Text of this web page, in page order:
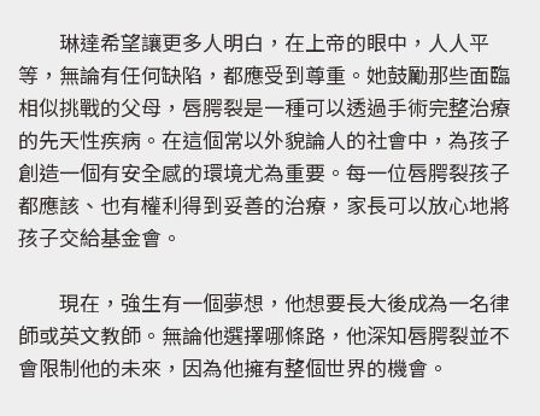
琳達希望讓更多人明白，在上帝的眼中，人人平
等，無論有任何缺陷，都應受到尊重。她鼓勵那些面臨
相似挑戰的父母，唇腭裂是一種可以透過手術完整治療
的先天性疾病。在這個常以外貌論人的社會中，為孩子
創造一個有安全感的環境尤為重要。每一位唇腭裂孩子
都應該、也有權利得到妥善的治療，家長可以放心地將
孩子交給基金會。
現在，強生有一個夢想，他想要長大後成為一名律
師或英文教師。無論他選擇哪條路，他深知唇腭裂並不
會限制他的未來，因為他擁有整個世界的機會。